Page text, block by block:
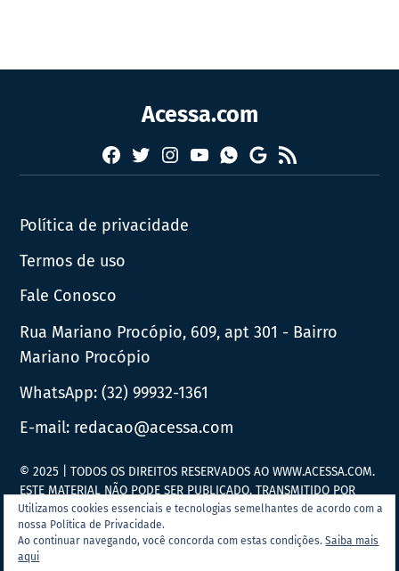
Acessa.com
Facebook
TwitterInstagram
YouTubeWhatsapp
Google
News
RSS
Política de privacidade
Termos de uso
Fale Conosco
Rua Mariano Procópio, 609, apt 301 - Bairro
Mariano Procópio
WhatsApp:(32) 99932-1361
E-mail: redacao@acessa.com
Utilizamos cookies essenciais e tecnologias semelhantes de acordo com a
nossa Política de Privacidade.
Ao continuar navegando, você concorda com estas condições.Saiba mais
aqui
© 2025 | TODOS OS DIREITOS RESERVADOS AO WWW.ACESSA.COM.
ESTE MATERIAL NÃO PODE SER PUBLICADO, TRANSMITIDO POR
BROADCAST, REESCRITO OU REDISTRIBUÍDO SEM PRÉVIA
AUTORIZAÇÃO.